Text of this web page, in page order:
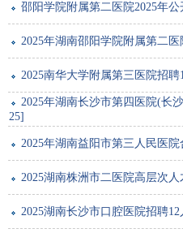
邵阳学院附属第二医院2025年
2025年湖南邵阳学院附属第二
2025南华大学附属第三医院招
2025年湖南长沙市第四医院(长
25]
2025年湖南益阳市第三人民医
2025湖南株洲市二医院高层次
2025湖南长沙市口腔医院招聘